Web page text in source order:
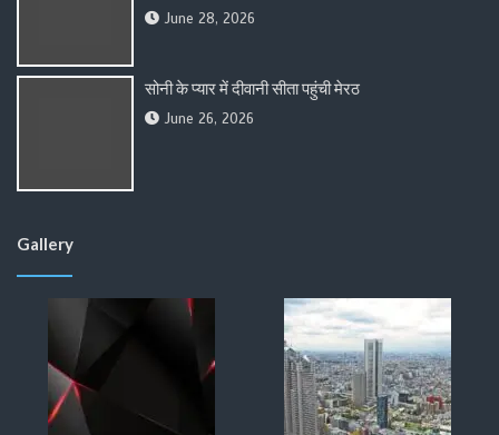
June 28, 2026
सोनी के प्यार में दीवानी सीता पहुंची मेरठ
June 26, 2026
Gallery